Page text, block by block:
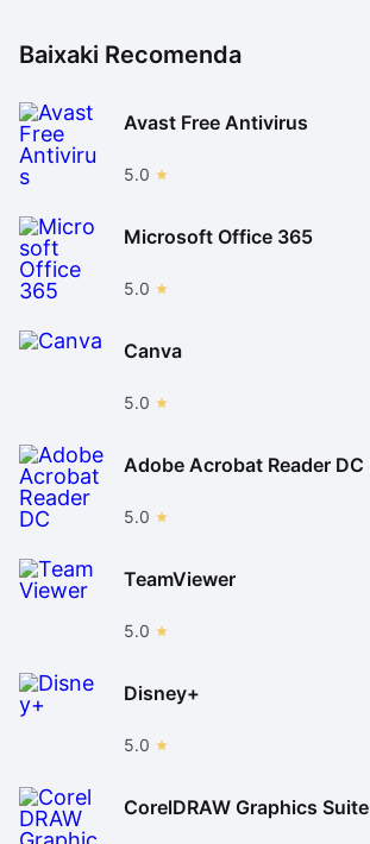
Baixaki Recomenda
Avast Free Antivirus
5.0
Microsoft Office 365
5.0
Canva
5.0
Adobe Acrobat Reader DC
5.0
TeamViewer
5.0
Disney+
5.0
CorelDRAW Graphics Suite